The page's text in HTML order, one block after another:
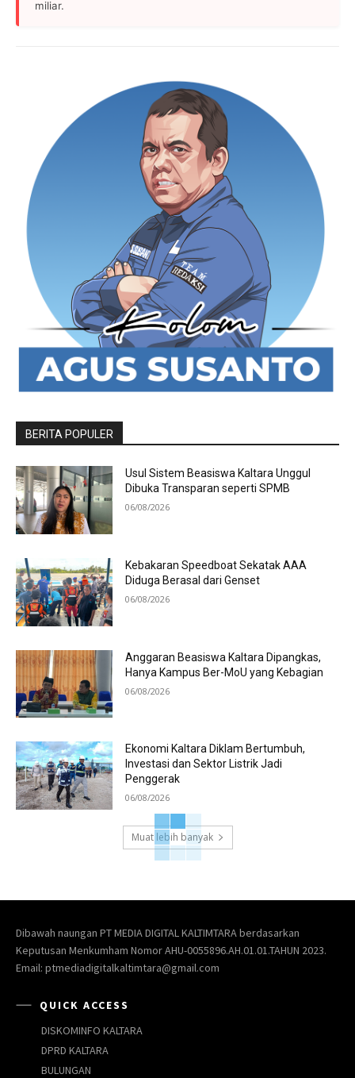
miliar.
BERITA POPULER
Usul Sistem Beasiswa Kaltara Unggul
Dibuka Transparan seperti SPMB
06/08/2026
Kebakaran Speedboat Sekatak AAA
Diduga Berasal dari Genset
06/08/2026
Anggaran Beasiswa Kaltara Dipangkas,
Hanya Kampus Ber-MoU yang Kebagian
06/08/2026
Ekonomi Kaltara Diklam Bertumbuh,
Investasi dan Sektor Listrik Jadi
Penggerak
06/08/2026
Muat lebih banyak
Dibawah naungan PT MEDIA DIGITAL KALTIMTARA berdasarkan
Keputusan Menkumham Nomor AHU-0055896.AH.01.01.TAHUN 2023.
Email: ptmediadigitalkaltimtara@gmail.com
QUICK ACCESS
DISKOMINFO KALTARA
DPRD KALTARA
BULUNGAN